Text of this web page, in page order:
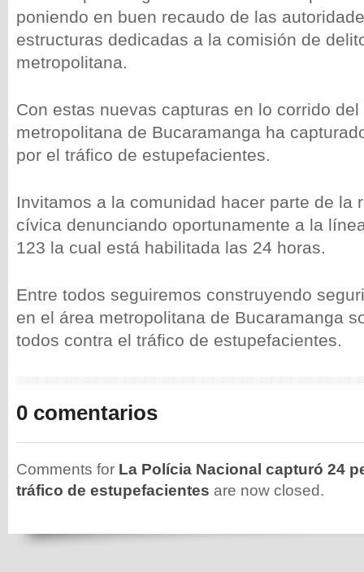
poniendo en buen recaudo de las
estructuras dedicadas a la comisión de
metropolitana.
Con estas nuevas capturas en lo corrido
metropolitana de Bucaramanga ha
por el tráfico de estupefacientes.
Invitamos a la comunidad hacer parte de la
cívica denunciando oportunamente a la
123 la cual está habilitada las 24 horas.
Entre todos seguiremos construyendo
en el área metropolitana de Bucaramanga
todos contra el tráfico de estupefacientes.
0 comentarios
Comments for La Polícia Nacional capturó 24
tráfico de estupefacientes are now closed.